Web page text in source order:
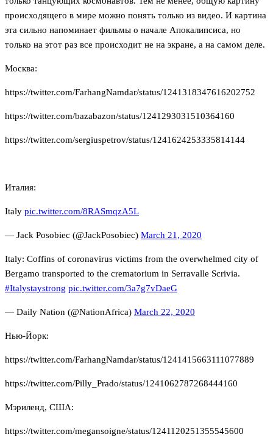
происходящего в мире можно понять только из видео. И картина
эта сильно напоминает фильмы о начале Апокалипсиса, но
только на этот раз все происходит не на экране, а на самом деле.
Москва:
https://twitter.com/FarhangNamdar/status/1241318347616202752
https://twitter.com/bazabazon/status/1241293031510364160
https://twitter.com/sergiuspetrov/status/1241624253335814144
Италия:
Italy pic.twitter.com/8RASmqzA5L
— Jack Posobiec (@JackPosobiec) March 21, 2020
Italy: Coffins of coronavirus victims from the overwhelmed city of
Bergamo transported to the crematorium in Serravalle Scrivia.
#Italystaystrong pic.twitter.com/3a7g7vDaeG
— Daily Nation (@NationAfrica) March 22, 2020
Нью-Йорк:
https://twitter.com/FarhangNamdar/status/1241415663111077889
https://twitter.com/Pilly_Prado/status/1241062787268444160
Мэриленд, США:
https://twitter.com/megansoigne/status/1241120251355545600